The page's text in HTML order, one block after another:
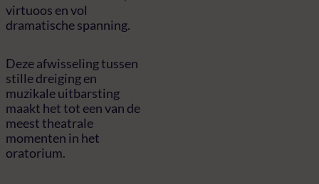
virtuoos en vol
dramatische spanning.
Deze afwisseling tussen
stille dreiging en
muzikale uitbarsting
maakt het tot een van de
meest theatrale
momenten in het
oratorium.